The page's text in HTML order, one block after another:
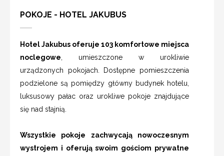
POKOJE - HOTEL JAKUBUS
Hotel Jakubus oferuje 103 komfortowe miejsca
noclegowe , umieszczone w urokliwie
urządzonych pokojach. Dostępne pomieszczenia
podzielone są pomiędzy główny budynek hotelu,
luksusowy pałac oraz urokliwe pokoje znajdujące
się nad stajnią.
Wszystkie pokoje zachwycają nowoczesnym
wystrojem i oferują swoim gościom prywatne